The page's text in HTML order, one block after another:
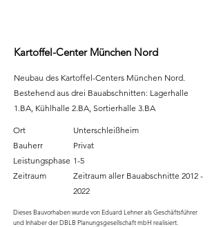
Kartoffel-Center München Nord
Neubau des Kartoffel-Centers München Nord.
Bestehend aus drei Bauabschnitten: Lagerhalle
1.BA, Kühlhalle 2.BA, Sortierhalle 3.BA
Ort
Bauherr
Leistungsphase
Zeitraum
Unterschleißheim
Privat
1-5
Zeitraum aller Bauabschnitte 2012 -
2022
Dieses Bauvorhaben wurde von Eduard Lehner als Geschäftsführer
und Inhaber der DBLB Planungsgesellschaft mbH realisiert.